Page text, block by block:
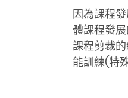
因為課程
體課程發
課程剪裁
能訓練(特